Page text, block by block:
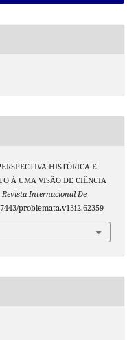
HISTÓRICA E
À UMA VISÃO DE CIÊNCIA
Revista Internacional De
problemata.v13i2.62359